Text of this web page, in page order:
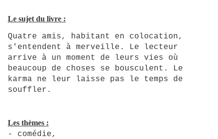
Le sujet du livre :
Quatre amis, habitant en colocation,
s'entendent à merveille. Le lecteur
arrive à un moment de leurs vies où
beaucoup de choses se bousculent. Le
karma ne leur laisse pas le temps de
souffler.
Les thèmes :
- comédie,